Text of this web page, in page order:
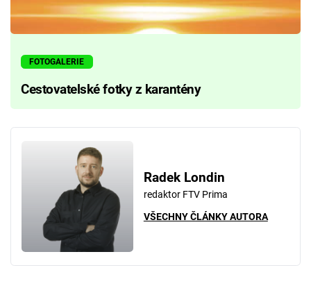
FOTOGALERIE
Cestovatelské fotky z karantény
Radek Londin
redaktor FTV Prima
VŠECHNY ČLÁNKY AUTORA